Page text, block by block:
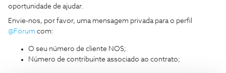
oportunidade de ajudar.
Envie-nos, por favor, uma mensagem privada para o perfil
@Fórum com:
O seu número de cliente NOS;
Número de contribuinte associado ao contrato;